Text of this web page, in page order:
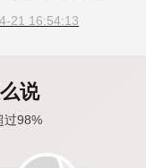
21 16:54:13
说
过98%